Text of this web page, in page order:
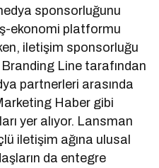
sponsorluğunu
ekonomi platformu
iletişim sponsorluğu
Line tarafından
partnerleri arasında
Haber gibi
yer alıyor. Lansman
iletişim ağına ulusal
da entegre